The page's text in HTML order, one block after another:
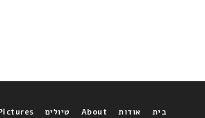
בית אודות About טיולים